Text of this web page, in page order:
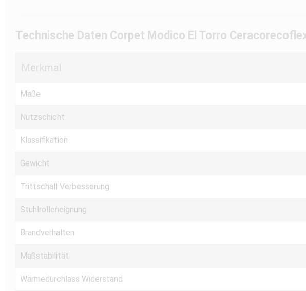
Technische Daten Corpet Modico El Torro
Merkmal
Maße
Nutzschicht
Klassifikation
Gewicht
Trittschall Verbesserung
Stuhlrolleneignung
Brandverhalten
Maßstabilität
Wärmedurchlass Widerstand